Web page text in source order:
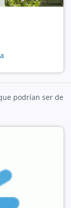
podrían ser de